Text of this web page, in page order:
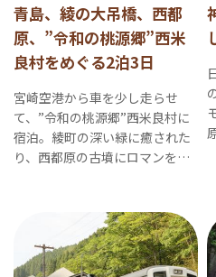
青島、綾の大吊橋、西都
原、”令和の桃源郷”西米
良村をめぐる2泊3日
宮崎空港から車を少し走らせ
て、”令和の桃源郷”西米良村に
宿泊。綾町の深い緑に癒された
り、西都原の古墳にロマンを感